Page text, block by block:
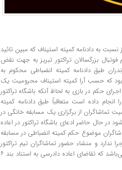
به دادنامه کمیته استیناف که مبین تائید
بزرگسالان تراکتور تبریز به جهت نقض
طبق دادنامه کمیته انضباطی محکوم به
شده بود که حسب آرا کمیته استیناف محرومیت یک
زمان اجرای حکم در بازی به لحاظ آنکه باشگاه تراکتور
داده است متعاقباً طبق دادنامه کمیته
تماشاگران از برگزاری یک مسابقه خانگی در
در حال حاضر ادعای باشگاه تراکتور در اعاده
موضوع حکم کمیته انضباطی در مسابقه
ندارد و منشاء حضور تماشاگران تیم تراکتور
بیش از ظرفیت ۵۰ درصدی در بازی در واقع همان حکم و تیم نساجی می‌باشد که تقاضای اعاده دادرسی به استناد بند ۶